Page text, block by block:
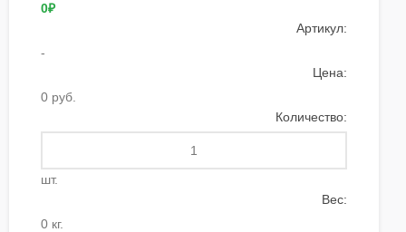
0₽
Артикул:
-
Цена:
0 руб.
Количество:
шт.
Вес:
0 кг.